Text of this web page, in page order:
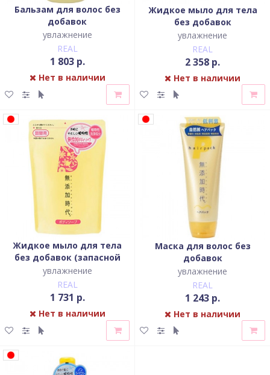
Бальзам для волос без
добавок
увлажнение
REAL
1 803 р.
Нет в наличии
Жидкое мыло для тела
без добавок
увлажнение
REAL
2 358 р.
Нет в наличии
Жидкое мыло для тела
без добавок (запасной
блок)
увлажнение
REAL
1 731 р.
Нет в наличии
Маска для волос без
добавок
увлажнение
REAL
1 243 р.
Нет в наличии